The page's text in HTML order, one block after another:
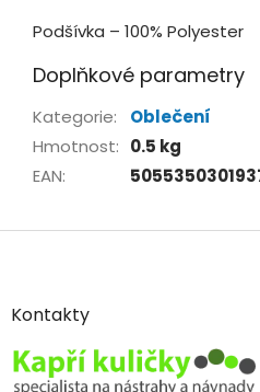
Podšívka – 100% Polyester
Doplňkové parametry
Kategorie:
Oblečení
Hmotnost: 0.5 kg
EAN:
Z
aKontakty